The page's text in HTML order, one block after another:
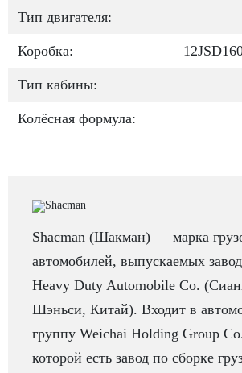
Тип двигателя:
Коробка:
Тип кабины:
Колёсная формула:
Shacman (Шакман) — марка
автомобилей, выпускаемых
Heavy Duty Automobile Co.
Шэньси, Китай). Входит в
группу Weichai Holding Group
которой есть завод по сборке